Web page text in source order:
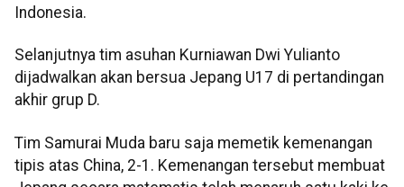
Indonesia.
Selanjutnya tim asuhan Kurniawan Dwi Yulianto
dijadwalkan akan bersua Jepang U17 di pertandingan
akhir grup D.
Tim Samurai Muda baru saja memetik kemenangan
tipis atas China, 2-1. Kemenangan tersebut membuat